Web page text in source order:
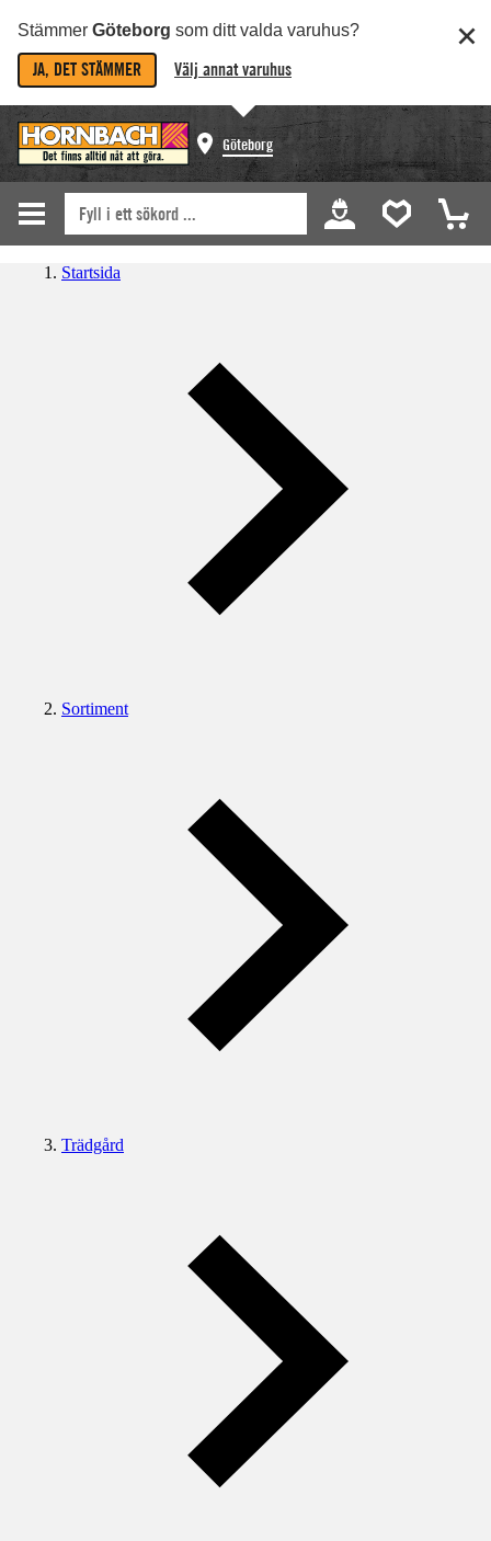
Stämmer Göteborg som ditt valda varuhus?
JA, DET STÄMMER Välj annat varuhus
Göteborg
Startsida
Sortiment
Trädgård